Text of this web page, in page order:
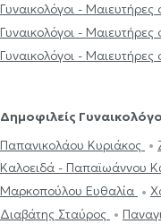
Γυναικολόγοι -
Γυναικολόγοι -
Γυναικολόγοι -
Δημοφιλείς
Παπανικολάου Κυριάκος
Καλοειδά - Παπαϊωάννου
Μαρκοπούλου Ευθαλία
Διαβάτης Σταύρος